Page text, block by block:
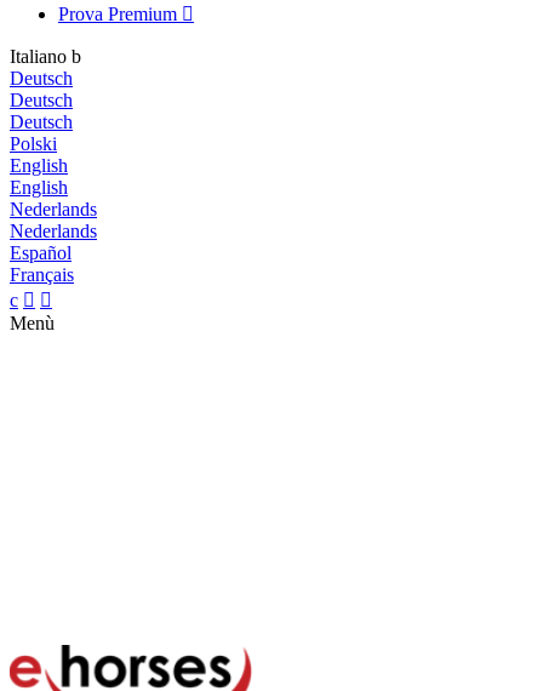
Prova Premium 
Italiano b
Deutsch
Deutsch
Deutsch
Polski
English
English
Nederlands
Nederlands
Español
Français
c  
Menù